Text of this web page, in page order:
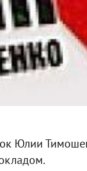
Юлии